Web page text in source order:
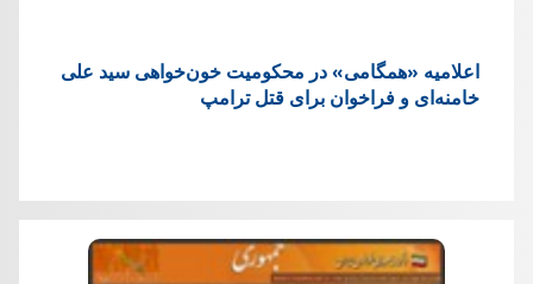
اعلامیه «همگامی» در محکومیت خون‌خواهی سید علی
خامنه‌ای و فراخوان برای قتل ترامپ